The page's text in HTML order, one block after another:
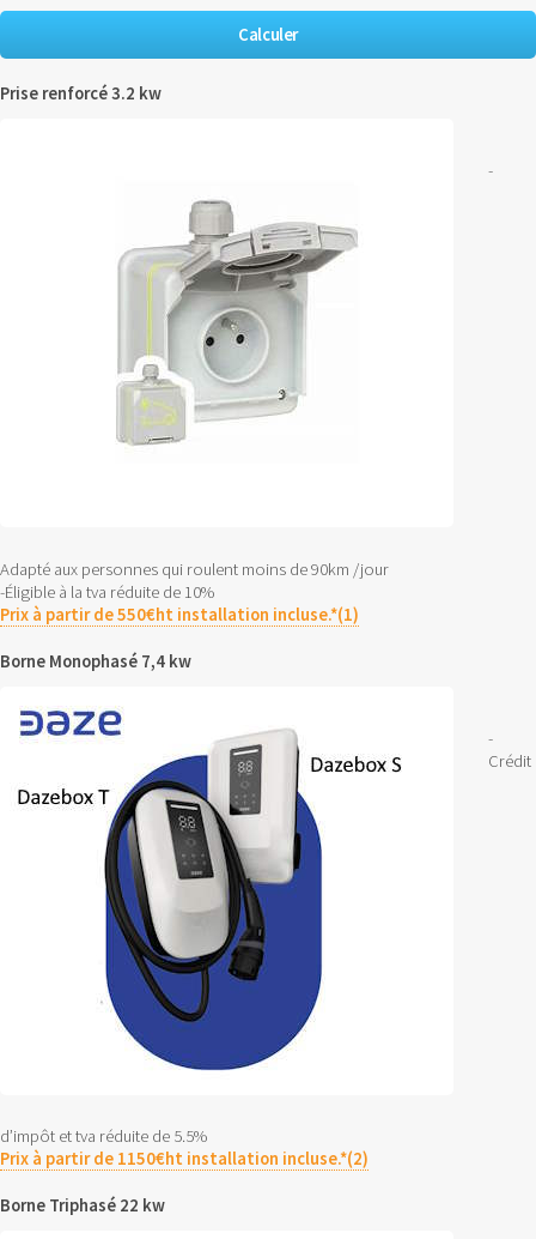
Prise renforcé 3.2 kw
-
Adapté aux personnes qui roulent moins de 90km /jour
-Éligible à la tva réduite de 10%
Prix à partir de 550€ht installation incluse.*(1)
Borne Monophasé 7,4 kw
-
Crédit
d’impôt et tva réduite de 5.5%
Prix à partir de 1150€ht installation incluse.*(2)
Borne Triphasé 22 kw